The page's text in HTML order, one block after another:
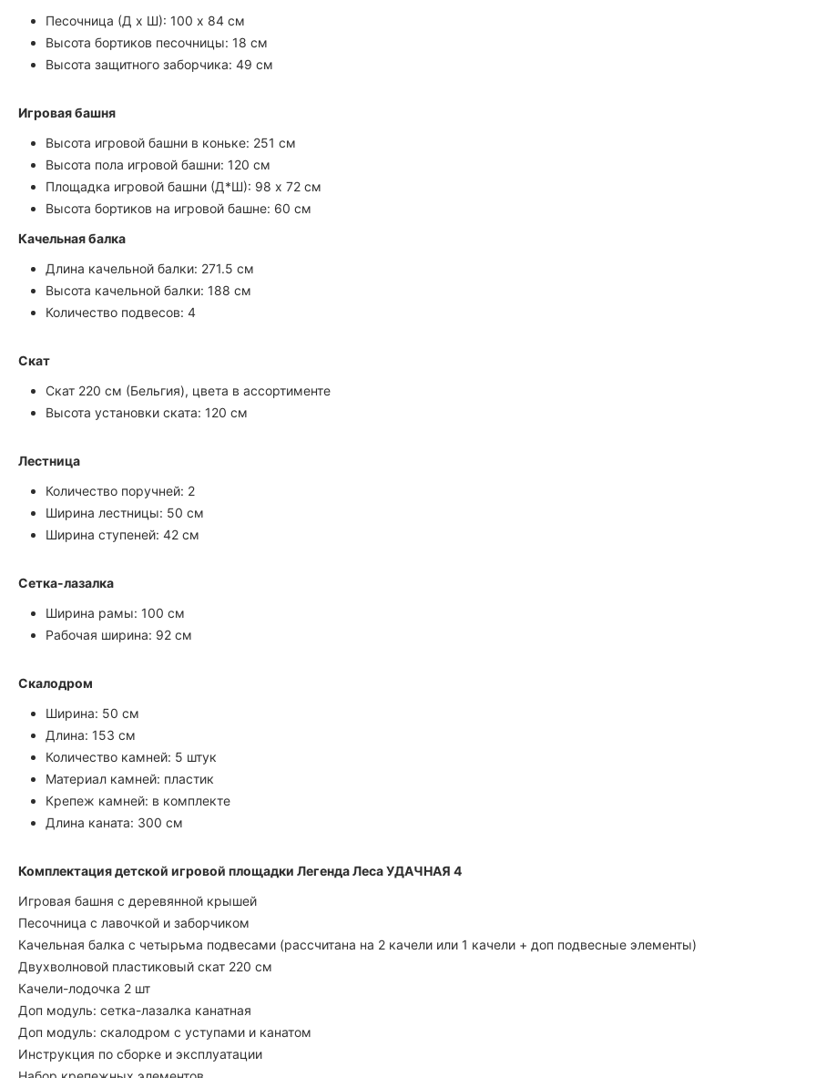
Песочница (Д х Ш): 100 х 84 см
Высота бортиков песочницы: 18 см
Высота защитного заборчика: 49 см
Игровая башня
Высота игровой башни в коньке: 251 см
Высота пола игровой башни: 120 см
Площадка игровой башни (Д*Ш): 98 х 72 см
Высота бортиков на игровой башне: 60 см
Качельная балка
Длина качельной балки: 271.5 см
Высота качельной балки: 188 см
Количество подвесов: 4
Скат
Скат 220 см (Бельгия), цвета в ассортименте
Высота установки ската: 120 см
Лестница
Количество поручней: 2
Ширина лестницы: 50 см
Ширина ступеней: 42 см
Сетка-лазалка
Ширина рамы: 100 см
Рабочая ширина: 92 см
Скалодром
Ширина: 50 см
Длина: 153 см
Количество камней: 5 штук
Материал камней: пластик
Крепеж камней: в комплекте
Длина каната: 300 см
Комплектация детской игровой площадки Легенда Леса УДАЧНАЯ 4
Игровая башня с деревянной крышей
Песочница с лавочкой и заборчиком
Качельная балка с четырьма подвесами (рассчитана на 2 качели или 1 качели + доп подвесные элементы)
Двухволновой пластиковый скат 220 см
Качели-лодочка 2 шт
Доп модуль: сетка-лазалка канатная
Доп модуль: скалодром с уступами и канатом
Инструкция по сборке и эксплуатации